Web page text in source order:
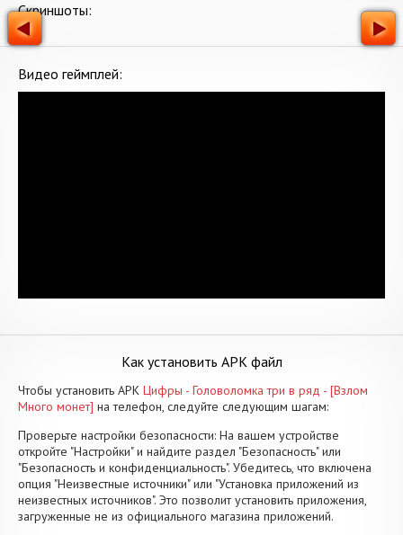
Скриншоты:
Видео геймплей:
Как установить APK файл
Чтобы установить APK Цифры - Головоломка три в ряд - [Взлом
Много монет] на телефон, следуйте следующим шагам:
Проверьте настройки безопасности: На вашем устройстве
откройте "Настройки" и найдите раздел "Безопасность" или
"Безопасность и конфиденциальность". Убедитесь, что включена
опция "Неизвестные источники" или "Установка приложений из
неизвестных источников". Это позволит установить приложения,
загруженные не из официального магазина приложений.